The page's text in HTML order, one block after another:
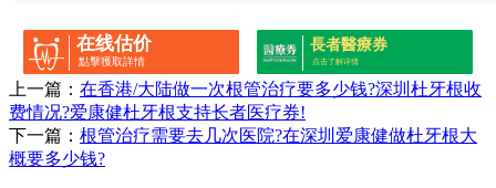
在线估价
點擊獲取詳情
長者醫療券
点击了解详情
上一篇： 在香港/大陆做一次根管治疗要多少钱?深圳杜牙根收
费情况?爱康健杜牙根支持长者医疗券!
下一篇： 根管治疗需要去几次医院?在深圳爱康健做杜牙根大
概要多少钱?